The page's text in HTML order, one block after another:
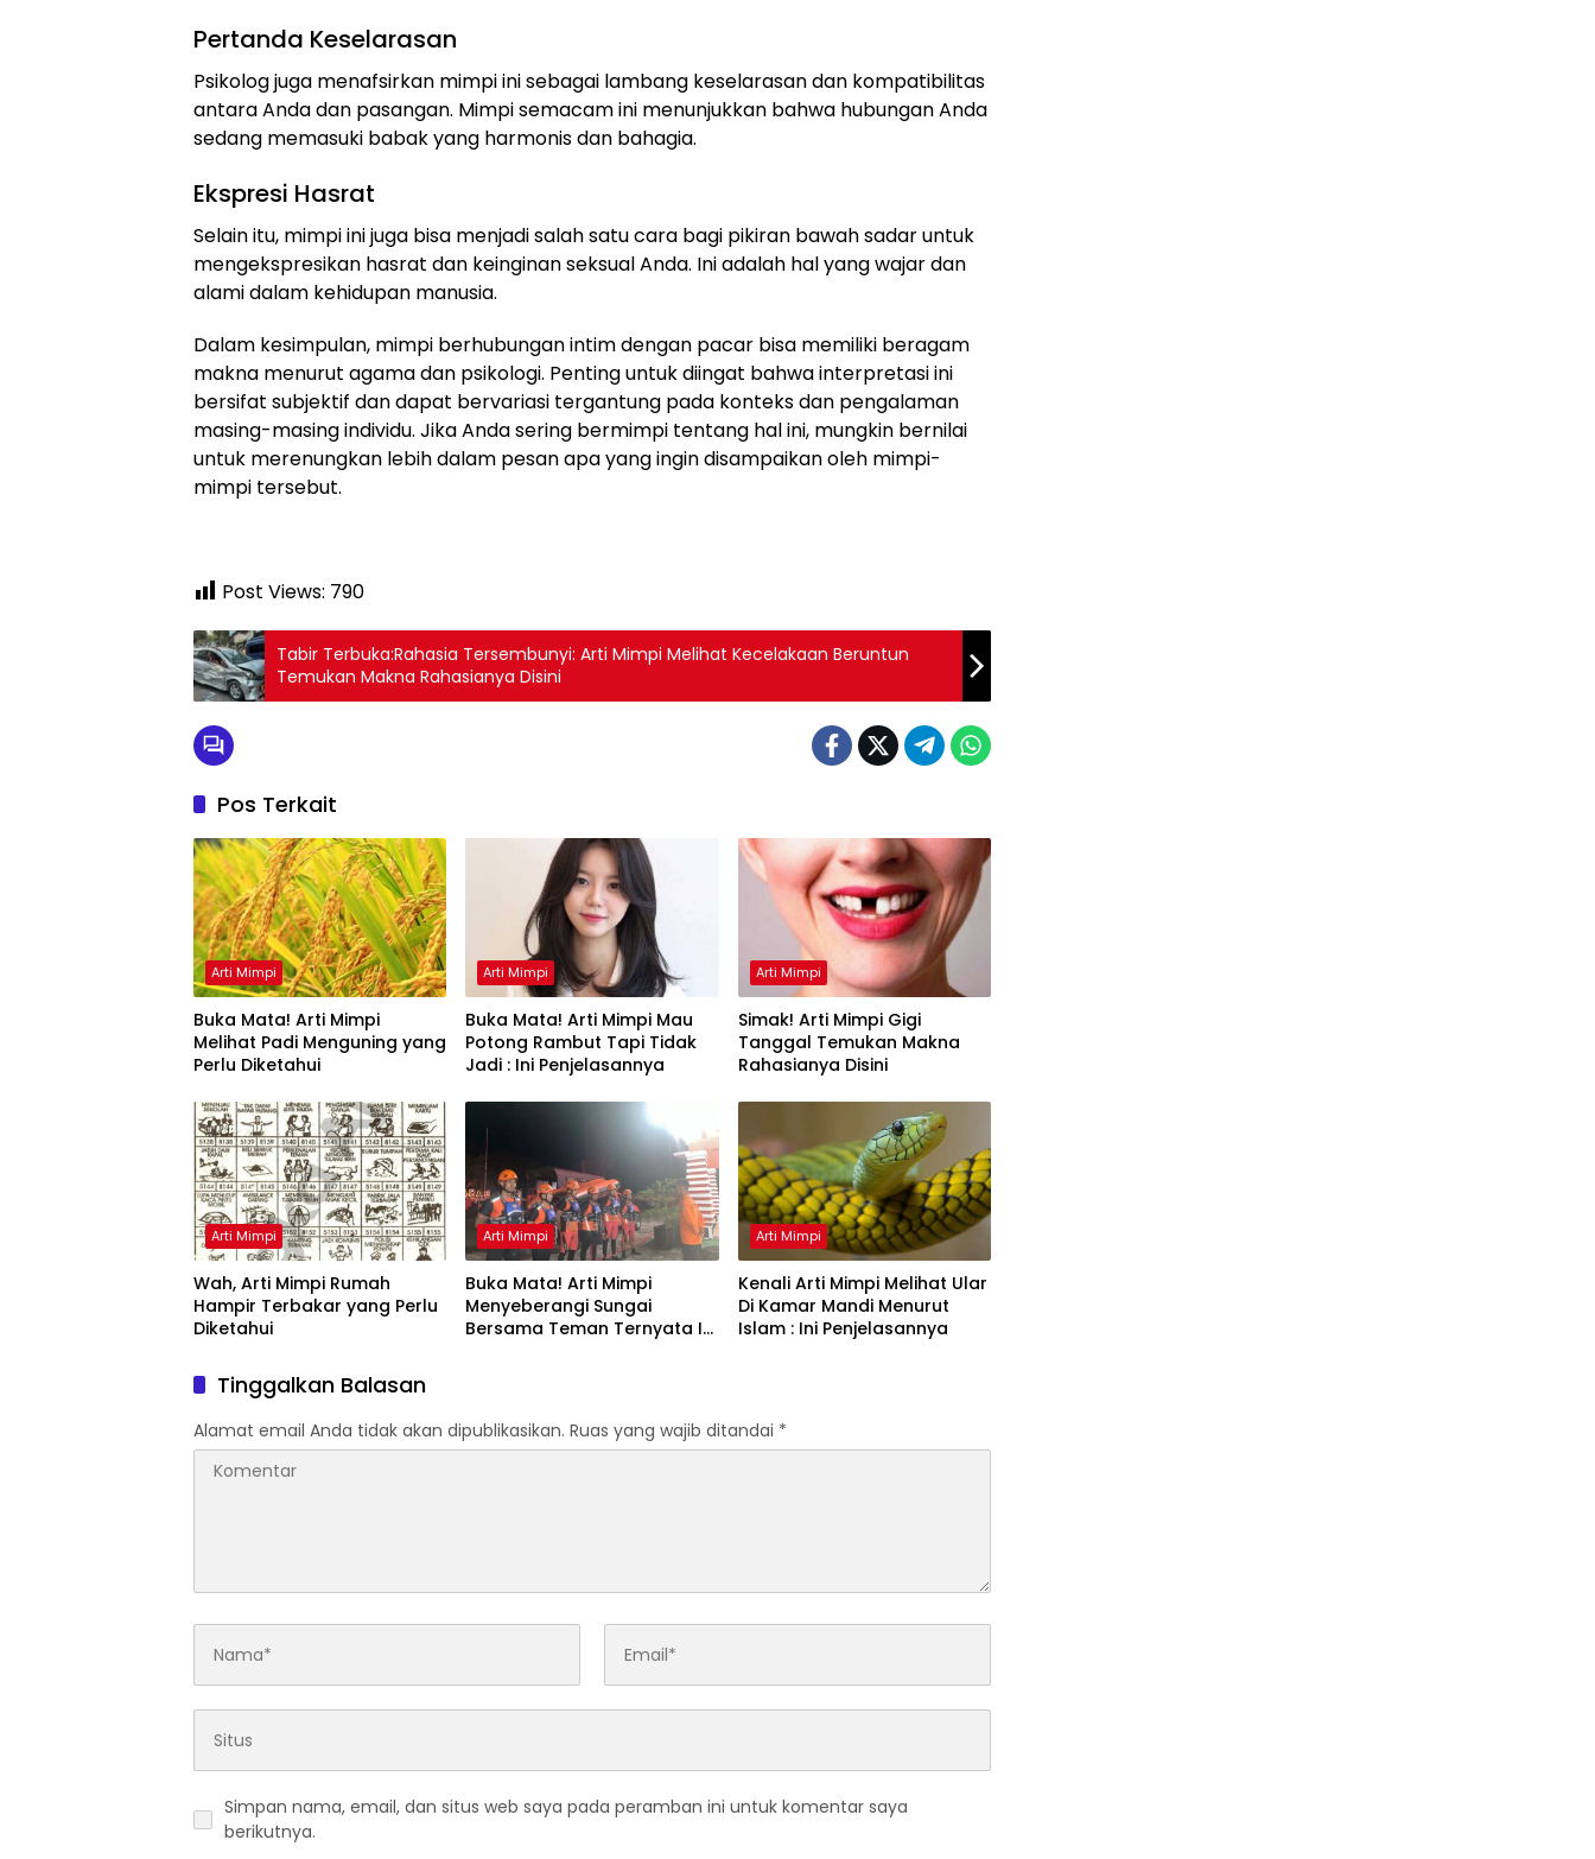
Pertanda Keselarasan
Psikolog juga menafsirkan mimpi ini sebagai lambang keselarasan dan kompatibilitas
antara Anda dan pasangan. Mimpi semacam ini menunjukkan bahwa hubungan Anda
sedang memasuki babak yang harmonis dan bahagia.
Ekspresi Hasrat
Selain itu, mimpi ini juga bisa menjadi salah satu cara bagi pikiran bawah sadar untuk
mengekspresikan hasrat dan keinginan seksual Anda. Ini adalah hal yang wajar dan
alami dalam kehidupan manusia.
Dalam kesimpulan, mimpi berhubungan intim dengan pacar bisa memiliki beragam
makna menurut agama dan psikologi. Penting untuk diingat bahwa interpretasi ini
bersifat subjektif dan dapat bervariasi tergantung pada konteks dan pengalaman
masing-masing individu. Jika Anda sering bermimpi tentang hal ini, mungkin bernilai
untuk merenungkan lebih dalam pesan apa yang ingin disampaikan oleh mimpi-
mimpi tersebut.
Post Views: 790
Tabir Terbuka:Rahasia Tersembunyi: Arti Mimpi Melihat Kecelakaan Beruntun
Temukan Makna Rahasianya Disini
Pos Terkait
Arti Mimpi
Buka Mata! Arti Mimpi
Melihat Padi Menguning yang
Perlu Diketahui
Arti Mimpi
Buka Mata! Arti Mimpi Mau
Potong Rambut Tapi Tidak
Jadi : Ini Penjelasannya
Arti Mimpi
Simak! Arti Mimpi Gigi
Tanggal Temukan Makna
Rahasianya Disini
Arti Mimpi
Wah, Arti Mimpi Rumah
Hampir Terbakar yang Perlu
Diketahui
Arti Mimpi
Buka Mata! Arti Mimpi
Menyeberangi Sungai
Bersama Teman Ternyata Ini
Arti Mimpi
Kenali Arti Mimpi Melihat Ular
Di Kamar Mandi Menurut
Islam : Ini Penjelasannya
Tinggalkan Balasan
Alamat email Anda tidak akan dipublikasikan. Ruas yang wajib ditandai *
Simpan nama, email, dan situs web saya pada peramban ini untuk komentar saya
berikutnya.